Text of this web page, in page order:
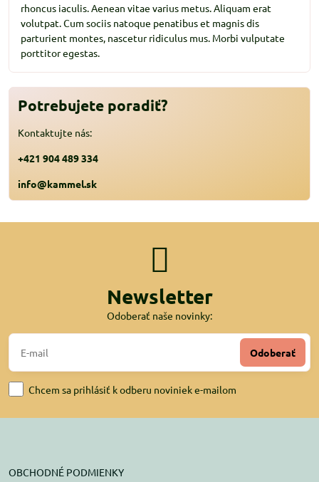
rhoncus iaculis. Aenean vitae varius metus. Aliquam erat
volutpat. Cum sociis natoque penatibus et magnis dis
parturient montes, nascetur ridiculus mus. Morbi vulputate
porttitor egestas.
Potrebujete poradiť?
Kontaktujte nás:
+421 904 489 334
info@kammel.sk
Newsletter
Odoberať naše novinky:
Odoberať
Chcem sa prihlásiť k odberu noviniek e-mailom
OBCHODNÉ PODMIENKY